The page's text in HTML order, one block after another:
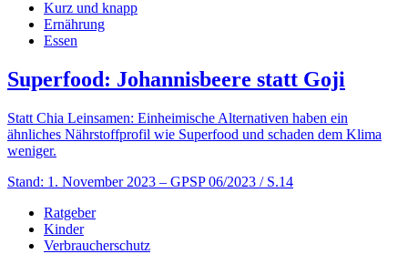
Kurz und knapp
Ernährung
Essen
Superfood: Johannisbeere statt Goji
Statt Chia Leinsamen: Einheimische Alternativen haben ein
ähnliches Nährstoffprofil wie Superfood und schaden dem Klima
weniger.
Stand: 1. November 2023 – GPSP 06/2023 / S.14
Ratgeber
Kinder
Verbraucherschutz